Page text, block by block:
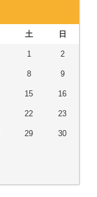
土 日
1 2
8 9
15 16
22 23
29 30